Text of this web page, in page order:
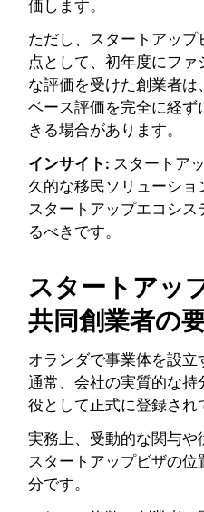
価します。
ただし、スタートアップ
点として、初年度にフ
な評価を受けた創業者は
ベース評価を完全に経
きる場合があります。
インサイト: スタートア
久的な移民ソリューシ
スタートアップエコシス
るべきです。
スタートアッ
共同創業者の
オランダで事業体を設
通常、会社の実質的な持
役として正式に登録され
実務上、受動的な関与や
スタートアップビザの
分です。